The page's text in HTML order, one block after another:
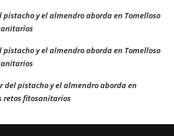
pistacho y el almendro aborda en Tomelloso
pistacho y el almendro aborda en Tomelloso
del pistacho y el almendro aborda en
retos fitosanitarios